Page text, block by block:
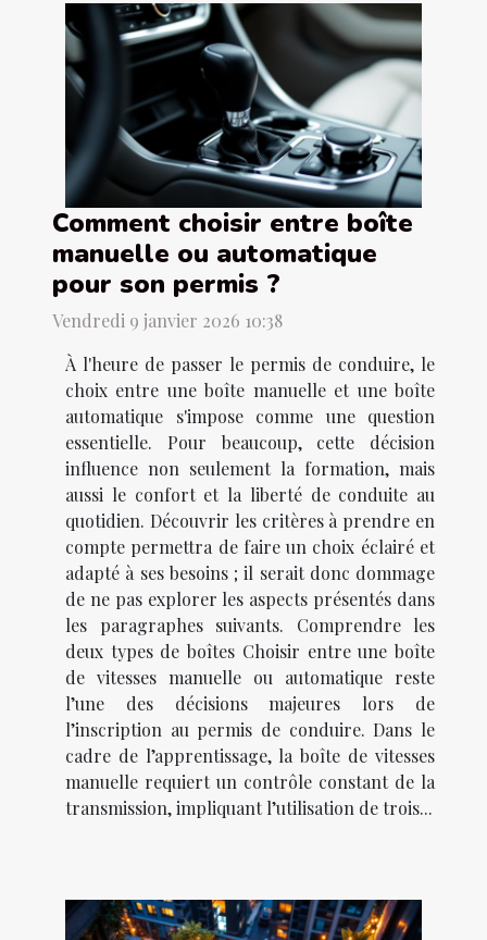
Comment choisir entre boîte
manuelle ou automatique
pour son permis ?
Vendredi 9 janvier 2026 10:38
À l'heure de passer le permis de conduire, le
choix entre une boîte manuelle et une boîte
automatique s'impose comme une question
essentielle. Pour beaucoup, cette décision
influence non seulement la formation, mais
aussi le confort et la liberté de conduite au
quotidien. Découvrir les critères à prendre en
compte permettra de faire un choix éclairé et
adapté à ses besoins ; il serait donc dommage
de ne pas explorer les aspects présentés dans
les paragraphes suivants. Comprendre les
deux types de boîtes Choisir entre une boîte
de vitesses manuelle ou automatique reste
l’une des décisions majeures lors de
l’inscription au permis de conduire. Dans le
cadre de l’apprentissage, la boîte de vitesses
manuelle requiert un contrôle constant de la
transmission, impliquant l’utilisation de trois...